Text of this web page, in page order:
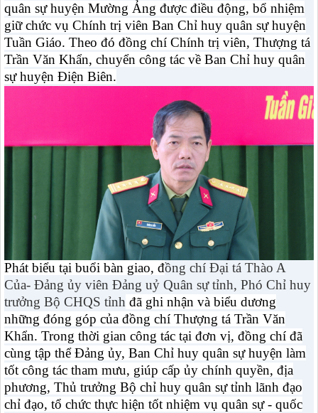
quân sự huyện Mường Ảng được điều động, bổ nhiệm
giữ chức vụ Chính trị viên Ban Chỉ huy quân sự huyện
Tuần Giáo. Theo đó đồng chí Chính trị viên, Thượng tá
Trần Văn Khẩn, chuyển công tác về Ban Chỉ huy quân
sự huyện Điện Biên.
Phát biểu tại buổi bàn giao, đồng chí Đại tá Thào A
Của- Đảng ủy viên Đảng uỷ Quân sự tỉnh, Phó Chỉ huy
trưởng Bộ CHQS tỉnh đã ghi nhận và biểu dương
những đóng góp của đồng chí Thượng tá Trần Văn
Khẩn. Trong thời gian công tác tại đơn vị, đồng chí đã
cùng tập thể Đảng ủy, Ban Chỉ huy quân sự huyện làm
tốt công tác tham mưu, giúp cấp ủy chính quyền, địa
phương, Thủ trưởng Bộ chỉ huy quân sự tỉnh lãnh đạo
chỉ đạo, tổ chức thực hiện tốt nhiệm vụ quân sự - quốc